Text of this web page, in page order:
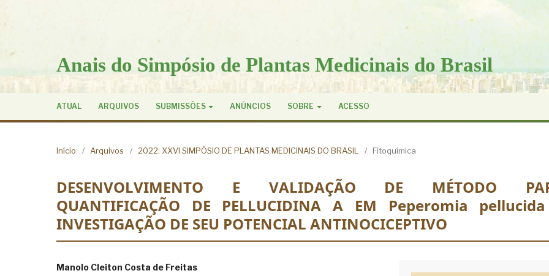
Anais do Simpósio de Plantas Medicinais do Brasil
ATUAL ARQUIVOS SUBMISSÕES ANÚNCIOS SOBRE ACESSO
Início / Arquivos / 2022: XXVI SIMPÓSIO DE PLANTAS MEDICINAIS DO BRASIL / Fitoquímica
DESENVOLVIMENTO E VALIDAÇÃO DE MÉTODO
QUANTIFICAÇÃO DE PELLUCIDINA A EM Peperomia
INVESTIGAÇÃO DE SEU POTENCIAL ANTINOCICEPTIVO
Manolo Cleiton Costa de Freitas